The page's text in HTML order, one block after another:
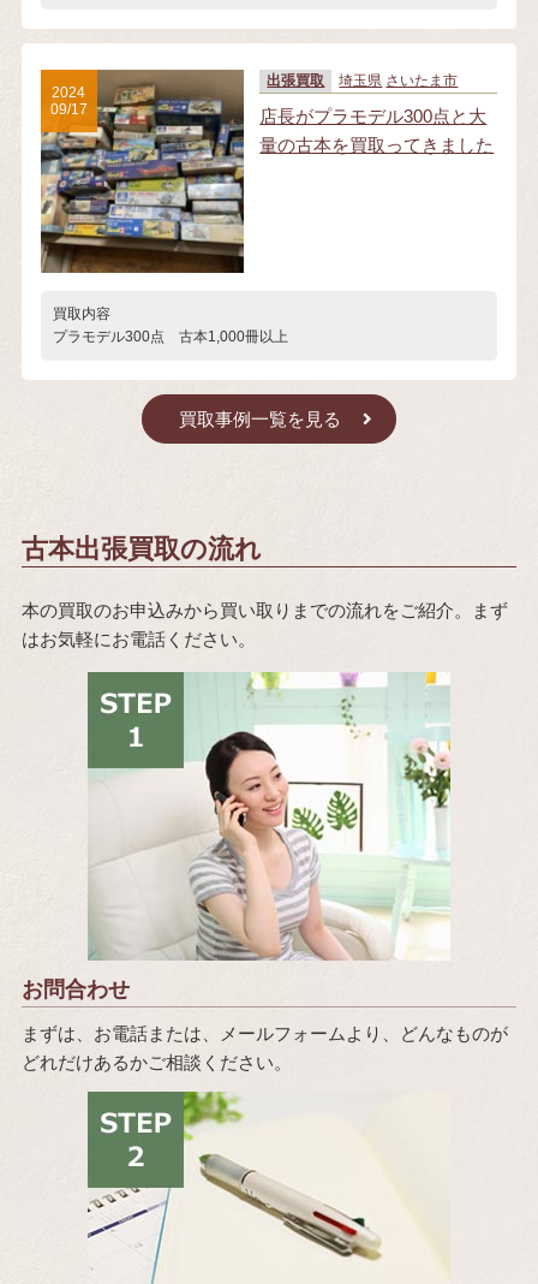
出張買取 埼玉県 さいたま市
店長がプラモデル300点と大
量の古本を買取ってきました
買取内容
プラモデル300点 古本1,000冊以上
2024
09/17
買取事例一覧を見る
古本出張買取の流れ
本の買取のお申込みから買い取りまでの流れをご紹介。まず
はお気軽にお電話ください。
お問合わせ
まずは、お電話または、メールフォームより、どんなものが
どれだけあるかご相談ください。